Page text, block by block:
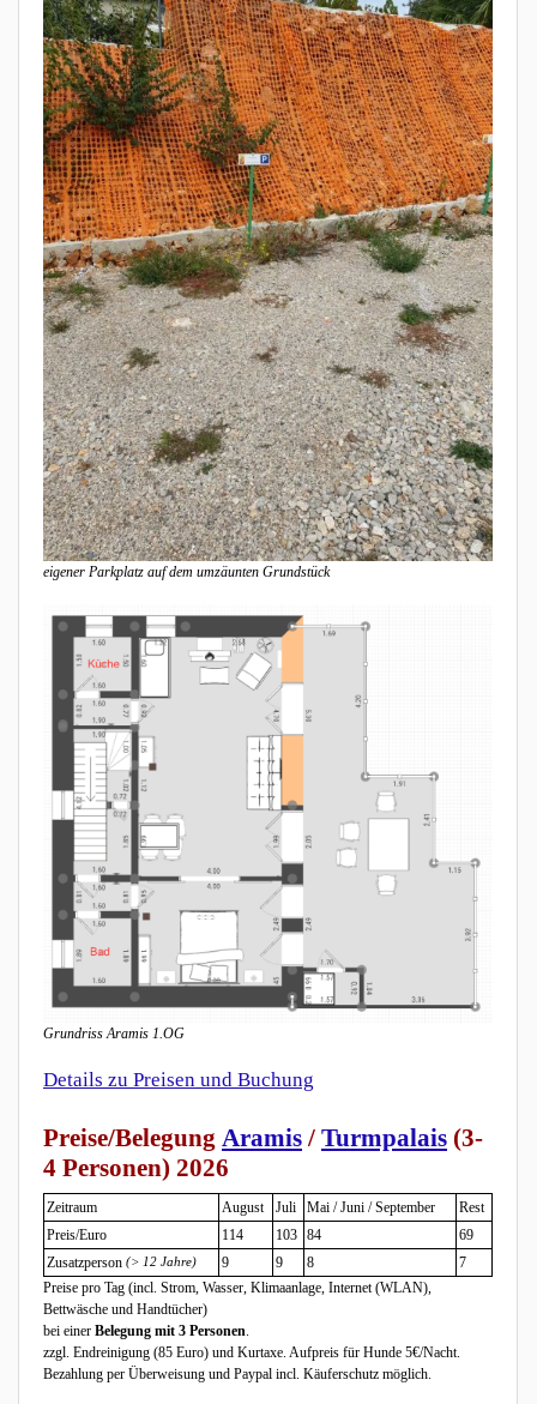
eigener Parkplatz auf dem umzäunten Grundstück
Grundriss Aramis 1.OG
Details zu Preisen und Buchung
Preise/Belegung Aramis / Turmpalais (3-
4 Personen) 2026
Zeitraum August Juli Mai / Juni / September
Rest
Preis/Euro
114 103 84
69
Zusatzperson (> 12 Jahre) 9 9 8
7
Preise pro Tag (incl. Strom, Wasser, Klimaanlage, Internet (WLAN),
Bettwäsche und Handtücher)
bei einer Belegung mit 3 Personen
zzgl. Endreinigung (85 Euro) und Kurtaxe. Aufpreis für Hunde 5€/Nacht.
Bezahlung per Überweisung und Paypal incl. Käuferschutz möglich.